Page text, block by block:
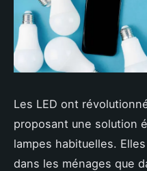
Les LED ont
proposant une solution
lampes habituelles.
dans les ménages que